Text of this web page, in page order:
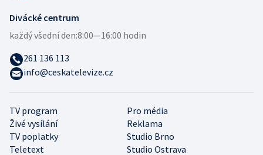
TV program
Pro média
Živé vysílání
Reklama
TV poplatky
Studio Brno
Teletext
Studio Ostrava
Divácké centrum
každý všední den:8:00—16:00 hodin
261 136 113
info@ceskatelevize.cz